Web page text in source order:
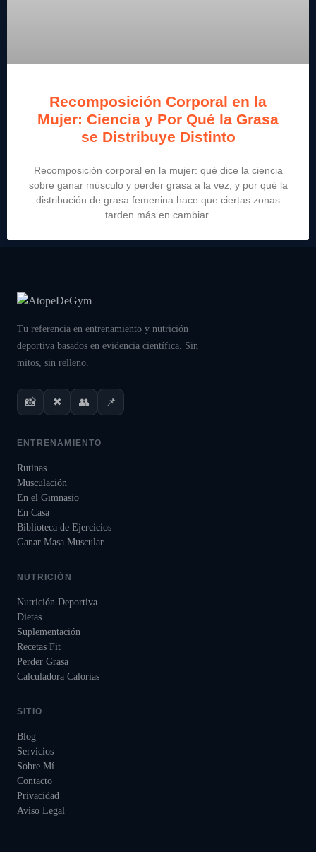
Recomposición Corporal en la
Mujer: Ciencia y Por Qué la Grasa
se Distribuye Distinto
Recomposición corporal en la mujer: qué dice la ciencia
sobre ganar músculo y perder grasa a la vez, y por qué la
distribución de grasa femenina hace que ciertas zonas
tarden más en cambiar.
Tu referencia en entrenamiento y nutrición
deportiva basados en evidencia científica. Sin
mitos, sin relleno.
📸 ✖ 👥 📌
ENTRENAMIENTO
Rutinas
Musculación
En el Gimnasio
En Casa
Biblioteca de Ejercicios
Ganar Masa Muscular
NUTRICIÓN
Nutrición Deportiva
Dietas
Suplementación
Recetas Fit
Perder Grasa
Calculadora Calorías
SITIO
Blog
Servicios
Sobre Mí
Contacto
Privacidad
Aviso Legal